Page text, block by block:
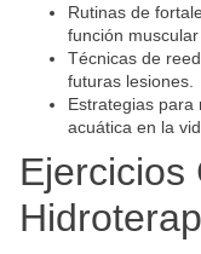
Rutinas de
función muscular
Técnicas de
futuras lesiones.
Estrategias para
acuática en la
Ejercicios